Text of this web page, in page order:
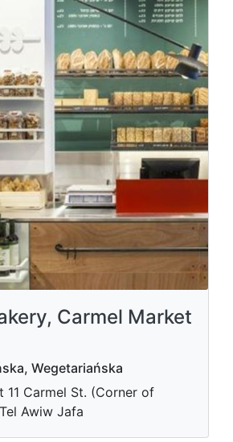
Carmel Market
Wegetariańska
11 Carmel St. (Corner of
Awiw Jafa